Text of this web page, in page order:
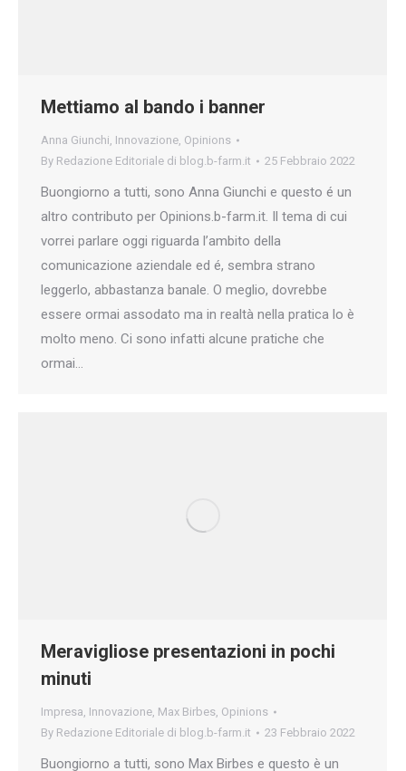
Mettiamo al bando i banner
Anna Giunchi, Innovazione, Opinions
By Redazione Editoriale di blog.b-farm.it 25 Febbraio 2022
Buongiorno a tutti, sono Anna Giunchi e questo é un
altro contributo per Opinions.b-farm.it. Il tema di cui
vorrei parlare oggi riguarda l’ambito della
comunicazione aziendale ed é, sembra strano
leggerlo, abbastanza banale. O meglio, dovrebbe
essere ormai assodato ma in realtà nella pratica lo è
molto meno. Ci sono infatti alcune pratiche che
ormai…
Meravigliose presentazioni in pochi
minuti
Impresa, Innovazione, Max Birbes, Opinions
By Redazione Editoriale di blog.b-farm.it 23 Febbraio 2022
Buongiorno a tutti, sono Max Birbes e questo è un